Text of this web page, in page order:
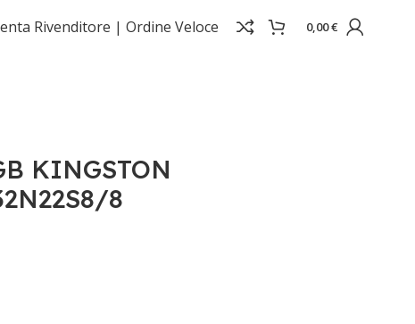
Rivenditore | Ordine Veloce 0,00€
KINGSTON
8